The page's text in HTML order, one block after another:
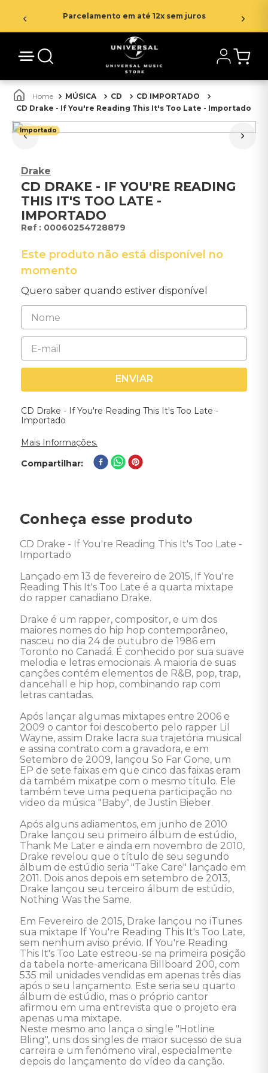
Parcelamento em até 12x sem juros
MÚSICA CD
CD IMPORTADO
CD Drake - If You're Reading This It's Too Late - Importado
Importado
Drake
CD DRAKE - IF YOU'RE READING
THIS IT'S TOO LATE -
IMPORTADO
: 00060254728879
Este produto não está disponível no
momento
Quero saber quando estiver disponível
ENVIAR
CD Drake - If You're Reading This It's Too Late -
Importado
Mais Informações.
Compartilhar
Conheça esse produto
CD Drake - If You're Reading This It's Too Late -
Importado
Lançado em 13 de fevereiro de 2015, If You're
Reading This It's Too Late é a quarta mixtape
do rapper canadiano Drake.
Drake é um rapper, compositor, e um dos
maiores nomes do hip hop contemporâneo,
nasceu no dia 24 de outubro de 1986 em
Toronto no Canadá. É conhecido por sua suave
melodia e letras emocionais. A maioria de suas
canções contém elementos de R&B, pop, trap,
dancehall e hip hop, combinando rap com
letras cantadas.
Após lançar algumas mixtapes entre 2006 e
2009 o cantor foi descoberto pelo rapper Lil
Wayne, assim Drake lacra sua trajetória musical
e assina contrato com a gravadora, e em
Setembro de 2009, lançou So Far Gone, um
EP de sete faixas em que cinco das faixas eram
da também mixatpe com o mesmo título. Ele
também teve uma pequena participação no
video da música "Baby", de Justin Bieber.
Após alguns adiamentos, em junho de 2010
Drake lançou seu primeiro álbum de estúdio,
Thank Me Later e ainda em novembro de 2010,
Drake revelou que o título de seu segundo
álbum de estúdio seria "Take Care" lançado em
2011. Dois anos depois em setembro de 2013,
Drake lançou seu terceiro álbum de estúdio,
Nothing Was the Same.
Em Fevereiro de 2015, Drake lançou no iTunes
sua mixtape If You're Reading This It's Too Late,
sem nenhum aviso prévio. If You're Reading
This It's Too Late estreou-se na primeira posição
da tabela norte-americana Billboard 200, com
535 mil unidades vendidas em apenas três dias
após o seu lançamento. Este seria seu quarto
álbum de estúdio, mas o próprio cantor
afirmou em uma entrevista que o projeto era
apenas uma mixtape.
Neste mesmo ano lança o single "Hotline
Bling", uns dos singles de maior sucesso de sua
carreira e um fenómeno viral, especialmente
depois do lançamento do vídeo da canção.